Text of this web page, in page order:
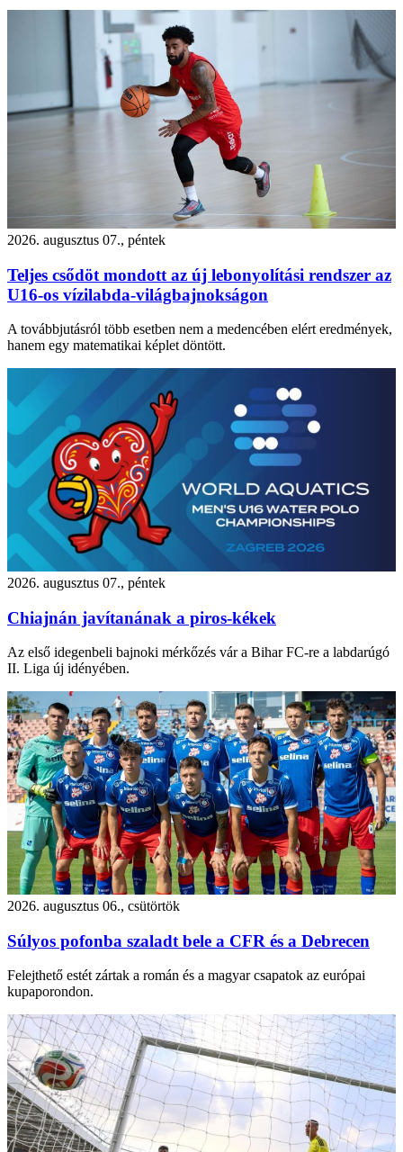
2026. augusztus 07., péntek
Teljes csődöt mondott az új lebonyolítási rendszer az
U16-os vízilabda-világbajnokságon
A továbbjutásról több esetben nem a medencében elért eredmények,
hanem egy matematikai képlet döntött.
2026. augusztus 07., péntek
Chiajnán javítanának a piros-kékek
Az első idegenbeli bajnoki mérkőzés vár a Bihar FC-re a labdarúgó
II. Liga új idényében.
2026. augusztus 06., csütörtök
Súlyos pofonba szaladt bele a CFR és a Debrecen
Felejthető estét zártak a román és a magyar csapatok az európai
kupaporondon.